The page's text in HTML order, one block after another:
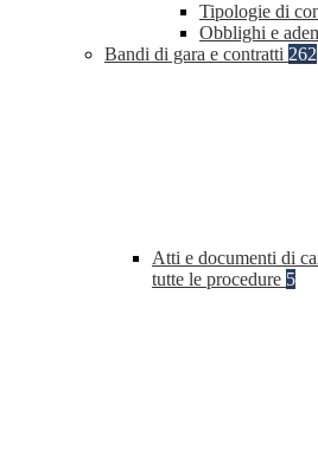
Tipologie di
Obblighi e
Bandi di gara e contratti 262
Atti e documenti di
tutte le procedure 5